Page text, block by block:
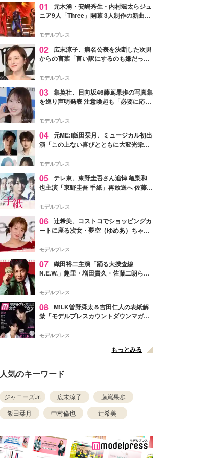
01
元木湧・安嶋秀生・内村颯太らジュ
ニア9人「Three」開幕 3人制作の新曲＆
進んで夢を掴みたい」【ゲネプロレポ】
モデルプレス
02
広末涼子、病名公表を決断した次男
からの言葉「言い訳にするのも嫌だっ
モデルプレス
03 集英社、日向坂46藤嶌果歩の写真集
を巡り声明発表 注意喚起も「必要に応じ
モデルプレス
04 元ME:I飯田栞月、ミュージカル初出
演「この上ない喜びとともに大変光栄」
ャスト発表
モデルプレス
05 テレ東、東野圭吾さん追悼 亀梨和
也主演「東野圭吾 手紙」再放送へ 佐藤隆
モデルプレス
06 辻希美、コストコでショッピングカ
ートに座る次女・夢空（ゆめあ）ちゃん
ぎ」「成長を感じる」の声
モデルプレス
07 織田裕二主演「踊る大捜査線
N.E.W.」趣里・増田貴久・佐藤二朗ら新
徴する“謎のキーワード”も
モデルプレス
08 M!LK曽野舜太＆吉田仁人の表紙解
禁「モデルプレスカウントダウンマガジ
モデルプレス
もっとみる
人気のキーワード
ジャニーズJr. 広末涼子
藤嶌果歩
飯田栞月
中村倫也 辻希美